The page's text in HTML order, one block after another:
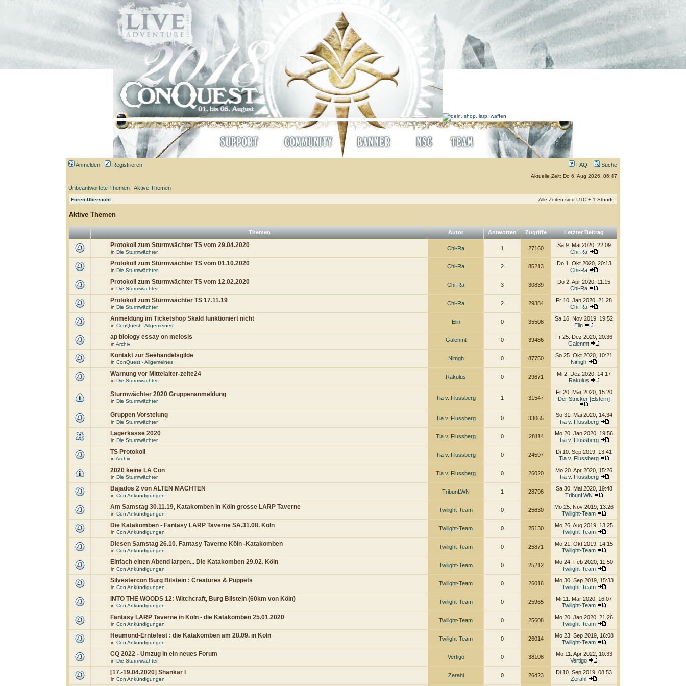
Anmelden Registrieren FAQ Suche
Aktuelle Zeit: Do 6. Aug 2026, 06:47
Unbeantwortete Themen |Aktive Themen
Foren-Übersicht Alle Zeiten sind UTC + 1 Stunde
Aktive Themen
Themen Autor Antworten Zugriffe Letzter Beitrag
Protokoll zum Sturmwächter TS vom 29.04.2020
inDie Sturmwächter
Chi-Ra 1 27160
Sa 9. Mai 2020, 22:09
Chi-Ra
Protokoll zum Sturmwächter TS vom 01.10.2020
inDie Sturmwächter
Chi-Ra 2 85213
Do 1. Okt 2020, 20:13
Chi-Ra
Protokoll zum Sturmwächter TS vom 12.02.2020
inDie Sturmwächter
Chi-Ra 3 30839
Do 2. Apr 2020, 11:15
Chi-Ra
Protokoll zum Sturmwächter TS 17.11.19
inDie Sturmwächter
Chi-Ra 2 29384
Fr 10. Jan 2020, 21:28
Chi-Ra
Anmeldung im Ticketshop Skald funktioniert nicht
inConQuest - Allgemeines
Elin 0 35508
Sa 16. Nov 2019, 19:52
Elin
ap biology essay on meiosis
inArchiv
Galenmt 0 39486
Fr 25. Dez 2020, 20:36
Galenmt
Kontakt zur Seehandelsgilde
inConQuest - Allgemeines
Nimgh 0 87750
So 25. Okt 2020, 10:21
Nimgh
Warnung vor Mittelalter-zelte24
inDie Sturmwächter
Rakulus 0 29671
Mi 2. Dez 2020, 14:17
Rakulus
Sturmwächter 2020 Gruppenanmeldung
inDie Sturmwächter
Tia v. Flussberg 1 31547
Fr 20. Mär 2020, 15:20
Der Stricker [Elstern]
Gruppen Vorstelung
inDie Sturmwächter
Tia v. Flussberg 0 33065
So 31. Mai 2020, 14:34
Tia v. Flussberg
Lagerkasse 2020
inDie Sturmwächter
Tia v. Flussberg 0 28114
Mo 20. Jan 2020, 19:56
Tia v. Flussberg
TS Protokoll
inArchiv
Tia v. Flussberg 0 24597
Di 10. Sep 2019, 13:41
Tia v. Flussberg
2020 keine LA Con
inDie Sturmwächter
Tia v. Flussberg 0 26020
Mo 20. Apr 2020, 15:26
Tia v. Flussberg
Bajados 2 von ALTEN MÄCHTEN
inCon Ankündigungen
TribunLWN 1 28796
Sa 30. Mai 2020, 19:48
TribunLWN
Am Samstag 30.11.19, Katakomben in Köln grosse LARP Taverne
inCon Ankündigungen
Twilight-Team 0 25630
Mo 25. Nov 2019, 13:26
Twilight-Team
Die Katakomben - Fantasy LARP Taverne SA.31.08. Köln
inCon Ankündigungen
Twilight-Team 0 25130
Mo 26. Aug 2019, 13:25
Twilight-Team
Diesen Samstag 26.10. Fantasy Taverne Köln -Katakomben
inCon Ankündigungen
Twilight-Team 0 25871
Mo 21. Okt 2019, 14:15
Twilight-Team
Einfach einen Abend larpen... Die Katakomben 29.02. Köln
inCon Ankündigungen
Twilight-Team 0 25212
Mo 24. Feb 2020, 11:50
Twilight-Team
Silvestercon Burg Bilstein : Creatures & Puppets
inCon Ankündigungen
Twilight-Team 0 26016
Mo 30. Sep 2019, 15:33
Twilight-Team
INTO THE WOODS 12: Witchcraft, Burg Bilstein (60km von Köln)
inCon Ankündigungen
Twilight-Team 0 25965
Mi 11. Mär 2020, 16:07
Twilight-Team
Fantasy LARP Taverne in Köln - die Katakomben 25.01.2020
inCon Ankündigungen
Twilight-Team 0 25608
Mo 20. Jan 2020, 21:26
Twilight-Team
Heumond-Erntefest : die Katakomben am 28.09. in Köln
inCon Ankündigungen
Twilight-Team 0 26014
Mo 23. Sep 2019, 16:08
Twilight-Team
CQ 2022 - Umzug in ein neues Forum
inDie Sturmwächter
Vertigo 0 38108
Mo 11. Apr 2022, 10:33
Vertigo
[17.-19.04.2020] Shankar I
inCon Ankündigungen
Zerahl 0 26423
Di 10. Sep 2019, 08:53
Zerahl